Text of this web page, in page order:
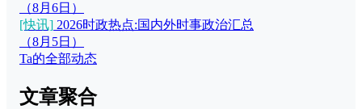
（8月6日）
[快讯] 2026时政热点:国内外时事政治汇总
（8月5日）
Ta的全部动态
文章聚合